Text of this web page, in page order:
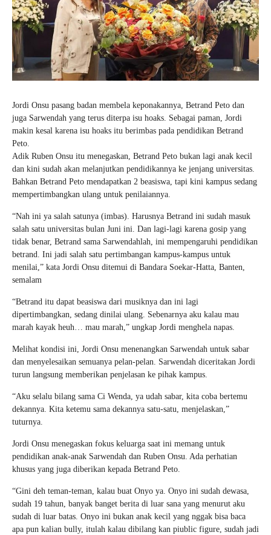
Jordi Onsu pasang badan membela keponakannya, Betrand Peto dan
juga Sarwendah yang terus diterpa isu hoaks. Sebagai paman, Jordi
makin kesal karena isu hoaks itu berimbas pada pendidikan Betrand
Peto.
Adik Ruben Onsu itu menegaskan, Betrand Peto bukan lagi anak kecil
dan kini sudah akan melanjutkan pendidikannya ke jenjang universitas.
Bahkan Betrand Peto mendapatkan 2 beasiswa, tapi kini kampus sedang
mempertimbangkan ulang untuk penilaiannya.
“Nah ini ya salah satunya (imbas). Harusnya Betrand ini sudah masuk
salah satu universitas bulan Juni ini. Dan lagi-lagi karena gosip yang
tidak benar, Betrand sama Sarwendahlah, ini mempengaruhi pendidikan
betrand. Ini jadi salah satu pertimbangan kampus-kampus untuk
menilai,” kata Jordi Onsu ditemui di Bandara Soekar-Hatta, Banten,
semalam
“Betrand itu dapat beasiswa dari musiknya dan ini lagi
dipertimbangkan, sedang dinilai ulang. Sebenarnya aku kalau mau
marah kayak heuh… mau marah,” ungkap Jordi menghela napas.
Melihat kondisi ini, Jordi Onsu menenangkan Sarwendah untuk sabar
dan menyelesaikan semuanya pelan-pelan. Sarwendah diceritakan Jordi
turun langsung memberikan penjelasan ke pihak kampus.
“Aku selalu bilang sama Ci Wenda, ya udah sabar, kita coba bertemu
dekannya. Kita ketemu sama dekannya satu-satu, menjelaskan,”
tuturnya.
Jordi Onsu menegaskan fokus keluarga saat ini memang untuk
pendidikan anak-anak Sarwendah dan Ruben Onsu. Ada perhatian
khusus yang juga diberikan kepada Betrand Peto.
“Gini deh teman-teman, kalau buat Onyo ya. Onyo ini sudah dewasa,
sudah 19 tahun, banyak banget berita di luar sana yang menurut aku
sudah di luar batas. Onyo ini bukan anak kecil yang nggak bisa baca
apa pun kalian bully, itulah kalau dibilang kan piublic figure, sudah jadi